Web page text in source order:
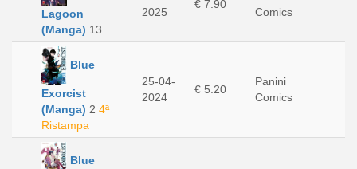
Lagoon
(Manga) 13
2025
€ 7.90
Comics
Blue
Exorcist
(Manga) 2 4ª
Ristampa
25-04-
2024
€ 5.20
Panini
Comics
Blue